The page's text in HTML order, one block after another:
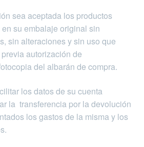
sea aceptada los productos
su embalaje original sin
sin alteraciones y sin uso que
autorización de
del albarán de compra.
los datos de su cuenta
la transferencia por la devolución
los gastos de la misma y los